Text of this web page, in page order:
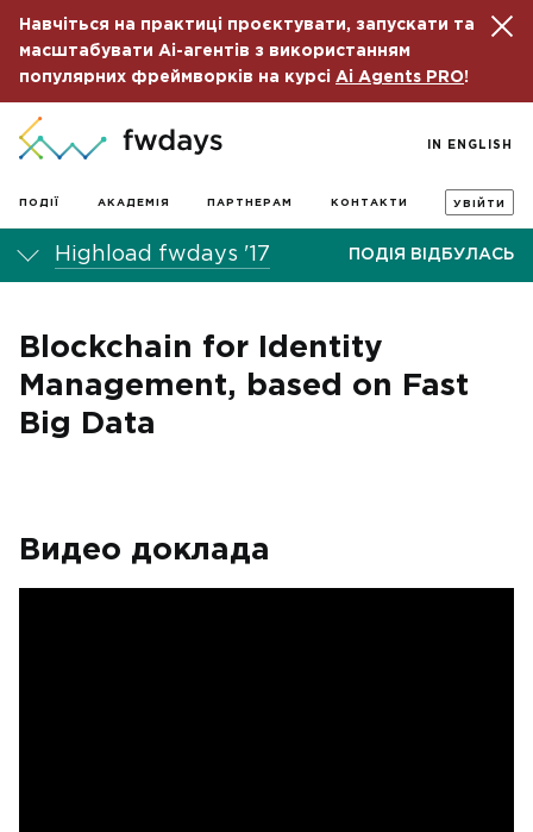
Навчіться на практиці проєктувати, запускати та
масштабувати Ai-агентів з використанням
популярних фреймворків на курсі Ai Agents PRO!
ПОДІЇ АКАДЕМІЯ ПАРТНЕРАМ КОНТАКТИ УВІЙТИ
IN ENGLISH
Highload fwdays '17 ПОДІЯ ВІДБУЛАСЬ
Blockchain for Identity
Management, based on Fast
Big Data
Видео доклада